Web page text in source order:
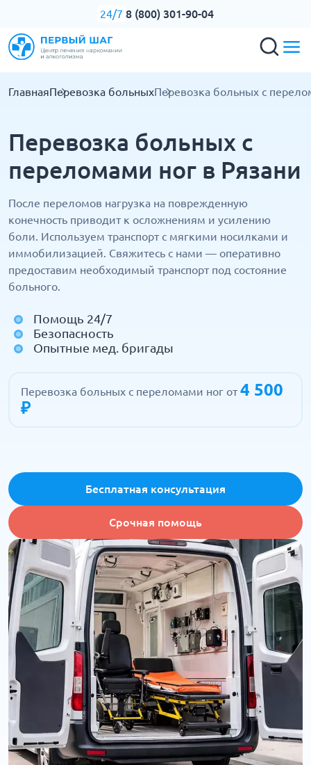
24/7 8 (800) 301-90-04
ГлавнаяПеревозка больныхПеревозка больных с
Перевозка больных с
переломами ног в Рязани
После переломов нагрузка на поврежденную
конечность приводит к осложнениям и усилению
боли. Используем транспорт с мягкими носилками и
иммобилизацией. Свяжитесь с нами — оперативно
предоставим необходимый транспорт под состояние
больного.
Помощь 24/7
Безопасность
Опытные мед. бригады
Перевозка больных с переломами ног от4 500
₽
Бесплатная консультация
Срочная помощь